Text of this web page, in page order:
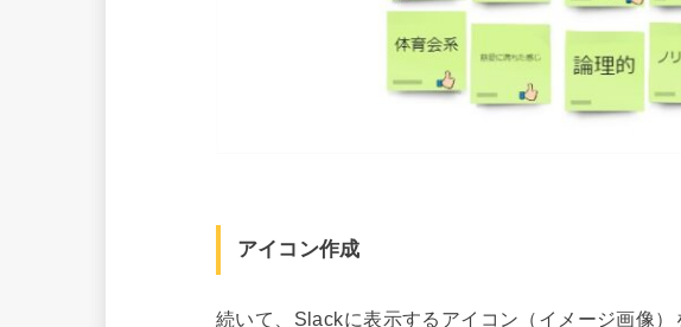
アイコン作成
続いて、Slackに表示するアイコン（イメージ画像）